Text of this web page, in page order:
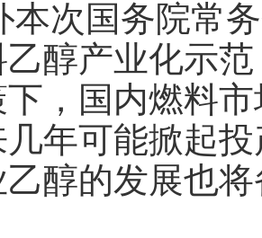
国务院常务
醇产业化示
，国内燃料
年可能掀起
醇的发展也